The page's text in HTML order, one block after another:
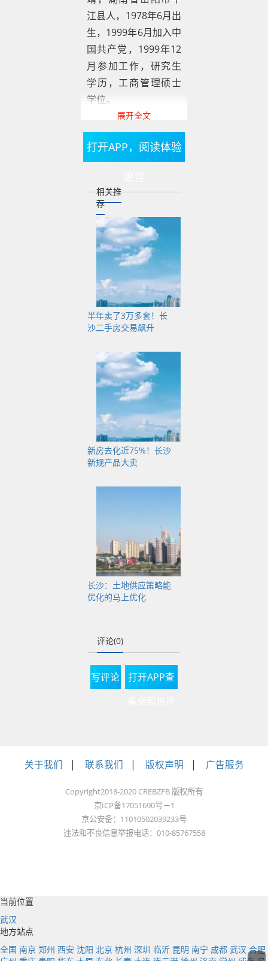
江县人，1978年6月出
生，1999年6月加入中
国共产党，1999年12
月参加工作，研究生
学历，工商管理硕士
学位。
作为湖南第八批援藏
2021年7月任湖南省株
洲市荷塘区委书记之
前，任株洲市行政审
批服务局党组书记。
2025年12月，方靖任
株洲市人民政府副市
长，至此番履新。
（春林）
编辑：温红妹
未经授权不得转载
标签：长沙
展开全文
打开APP，阅读体验
相关推
荐
半年卖了3万多套！长
沙二手房交易飙升
新房去化近75%！长沙
新规产品大卖
长沙：土地供应策略能
优化的马上优化
评论(0)
写评论
打开APP查
关于我们 | 联系我们 | 版权声明 | 广告服务
Copyright2018-2020 CREBZFB 版权所有
京ICP备17051690号－1
京公安备：11010502039233号
违法和不良信息举报电话：010-85767558
当前位置
武汉
地方站点
全国 南京 郑州 西安 沈阳 北京 杭州 深圳 临沂 昆明 南宁 成都 武汉 合肥